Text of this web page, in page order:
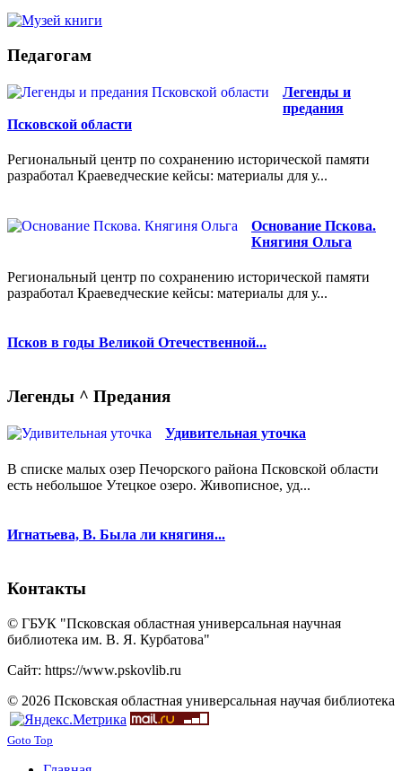
Педагогам
Легенды и
предания
Псковской области
Региональный центр по сохранению исторической памяти
разработал Краеведческие кейсы: материалы для у...
Основание Пскова.
Княгиня Ольга
Региональный центр по сохранению исторической памяти
разработал Краеведческие кейсы: материалы для у...
Псков в годы Великой Отечественной...
Легенды ^ Предания
Удивительная уточка
В списке малых озер Печорского района Псковской области
есть небольшое Утецкое озеро. Живописное, уд...
Игнатьева, В. Была ли княгиня...
Контакты
© ГБУК "Псковская областная универсальная научная
библиотека им. В. Я. Курбатова"
Сайт: https://www.pskovlib.ru
© 2026 Псковская областная универсальная научая библиотека
Goto Top